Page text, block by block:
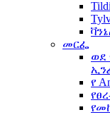
መርፌ
ወደ
የ